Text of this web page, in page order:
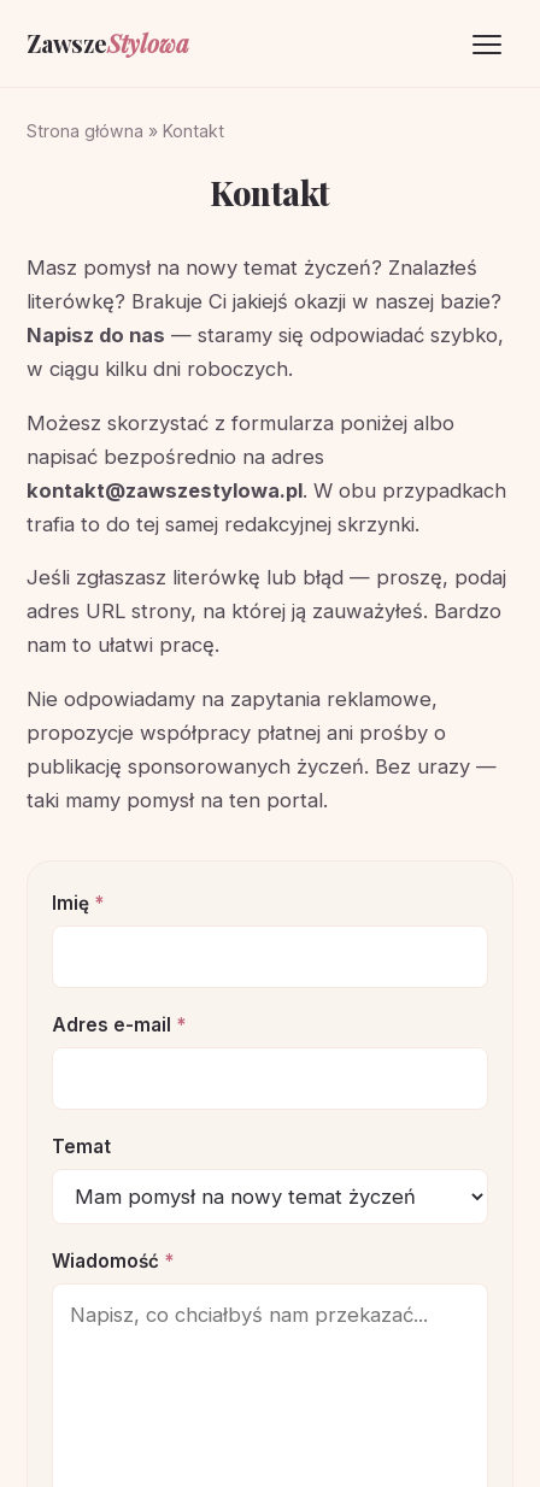
ZawszeStylowa
Kontakt
Strona główna » Kontakt
Kontakt
Masz pomysł na nowy temat życzeń? Znalazłeś
literówkę? Brakuje Ci jakiejś okazji w naszej bazie?
Napisz do nas — staramy się odpowiadać szybko,
w ciągu kilku dni roboczych.
Możesz skorzystać z formularza poniżej albo
napisać bezpośrednio na adres
kontakt@zawszestylowa.pl. W obu przypadkach
trafia to do tej samej redakcyjnej skrzynki.
Jeśli zgłaszasz literówkę lub błąd — proszę, podaj
adres URL strony, na której ją zauważyłeś. Bardzo
nam to ułatwi pracę.
Nie odpowiadamy na zapytania reklamowe,
propozycje współpracy płatnej ani prośby o
publikację sponsorowanych życzeń. Bez urazy —
taki mamy pomysł na ten portal.
Imię *
Adres e-mail *
Temat
Wiadomość *